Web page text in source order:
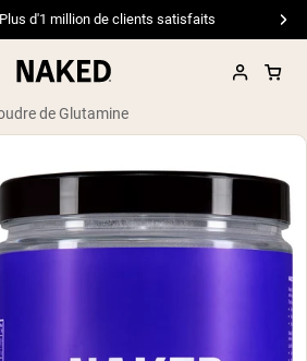
Plus d'1 million de clients satisfaits
de Glutamine